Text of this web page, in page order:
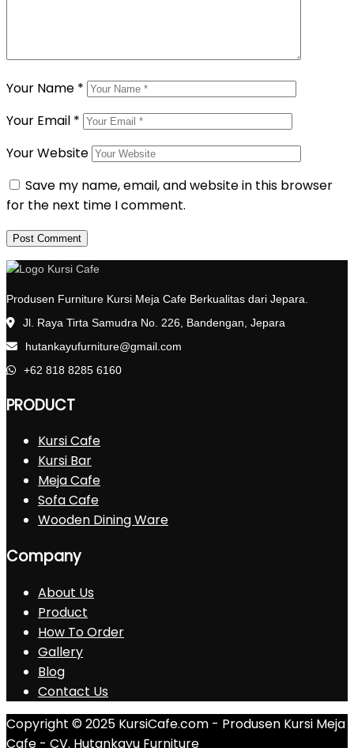
Your Name *
Your Email *
Your Website
Save my name, email, and website in this browser
for the next time I comment.
Produsen Furniture Kursi Meja Cafe Berkualitas dari Jepara.
Jl. Raya Tirta Samudra No. 226, Bandengan, Jepara
hutankayufurniture@gmail.com
+62 818 8285 6160
PRODUCT
Kursi Cafe
Kursi Bar
Meja Cafe
Sofa Cafe
Wooden Dining Ware
Company
About Us
Product
How To Order
Gallery
Blog
Contact Us
Copyright © 2025 KursiCafe.com - Produsen Kursi Meja
Cafe - CV. Hutankayu Furniture